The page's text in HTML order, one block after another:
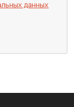
данных